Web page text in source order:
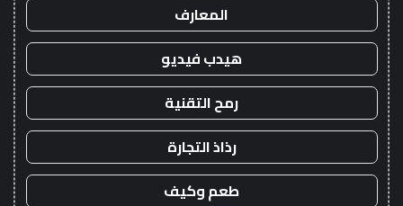
المعارف
هيدب فيديو
رمح التقنية
رذاذ التجارة
طعم وكيف